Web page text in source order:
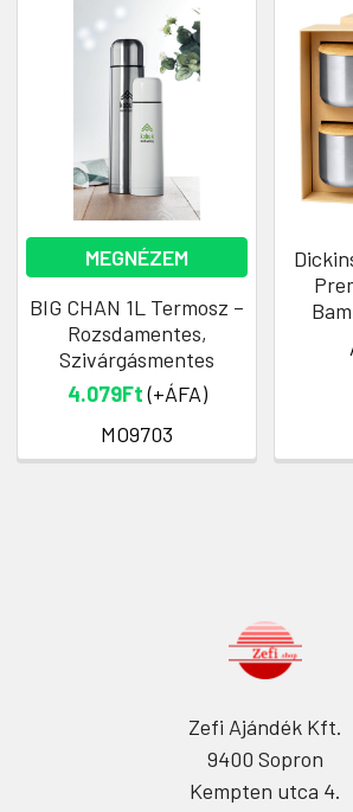
MEGNÉZEM
BIG CHAN 1L Termosz –
Rozsdamentes,
Szivárgásmentes
4.079Ft(+ÁFA)
MO9703
Zefi Ajándék Kft.
9400 Sopron
Kempten utca 4.